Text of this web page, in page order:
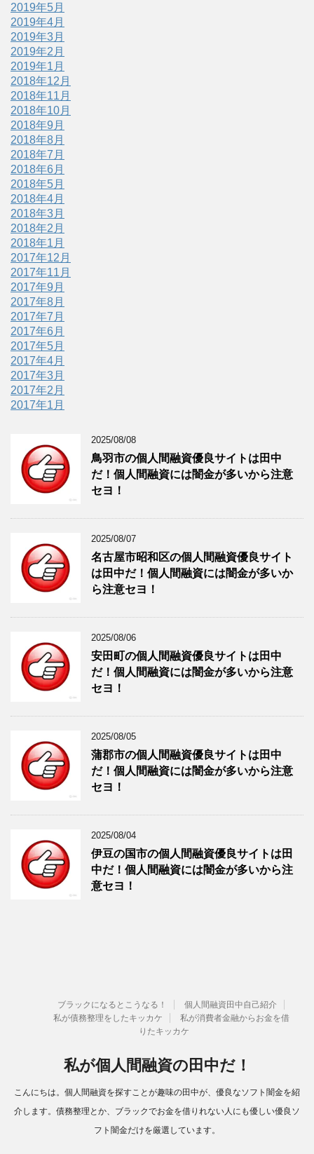
2019年5月
2019年4月
2019年3月
2019年2月
2019年1月
2018年12月
2018年11月
2018年10月
2018年9月
2018年8月
2018年7月
2018年6月
2018年5月
2018年4月
2018年3月
2018年2月
2018年1月
2017年12月
2017年11月
2017年9月
2017年8月
2017年7月
2017年6月
2017年5月
2017年4月
2017年3月
2017年2月
2017年1月
2025/08/08
鳥羽市の個人間融資優良サイトは田中
だ！個人間融資には闇金が多いから注意
セヨ！
2025/08/07
名古屋市昭和区の個人間融資優良サイト
は田中だ！個人間融資には闇金が多いか
ら注意セヨ！
2025/08/06
安田町の個人間融資優良サイトは田中
だ！個人間融資には闇金が多いから注意
セヨ！
2025/08/05
蒲郡市の個人間融資優良サイトは田中
だ！個人間融資には闇金が多いから注意
セヨ！
2025/08/04
伊豆の国市の個人間融資優良サイトは田
中だ！個人間融資には闇金が多いから注
意セヨ！
ブラックになるとこうなる！
個人間融資田中自己紹介
私が債務整理をしたキッカケ
私が消費者金融からお金を借
りたキッカケ
私が個人間融資の田中だ！
こんにちは。個人間融資を探すことが趣味の田中が、優良なソフト闇金を紹
介します。債務整理とか、ブラックでお金を借りれない人にも優しい優良ソ
フト闇金だけを厳選しています。